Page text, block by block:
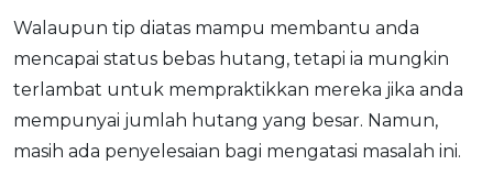
Walaupun tip diatas mampu membantu anda
mencapai status bebas hutang, tetapi ia mungkin
terlambat untuk mempraktikkan mereka jika anda
mempunyai jumlah hutang yang besar. Namun,
masih ada penyelesaian bagi mengatasi masalah ini.